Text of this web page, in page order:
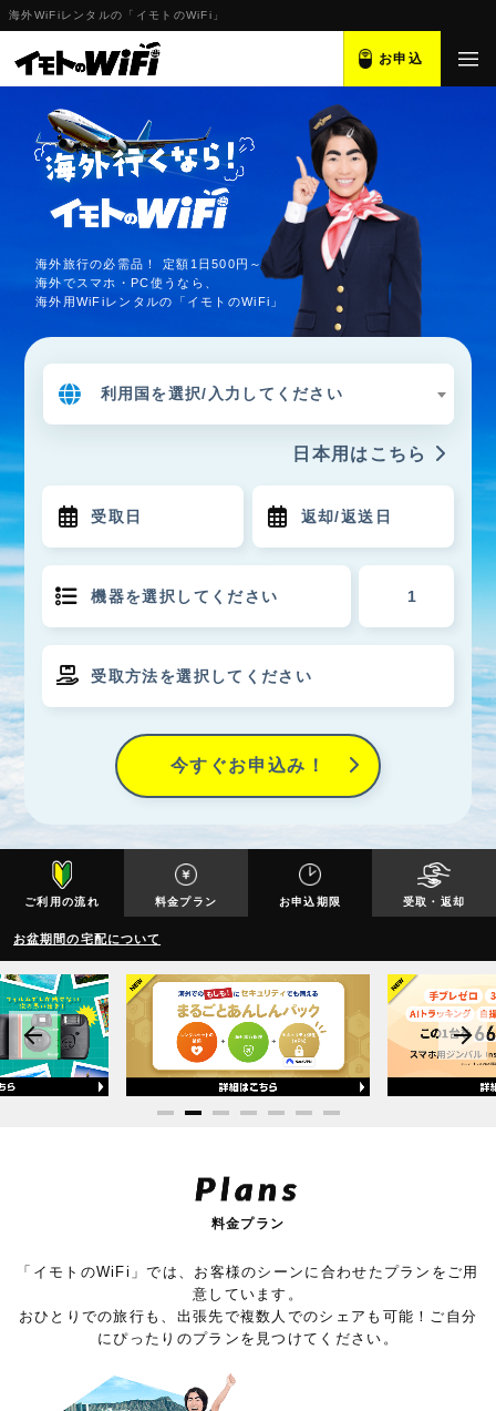
海外WiFiレンタルの「イモトのWiFi」
お申込
海外旅行の必需品！ 定額1日500円～
海外でスマホ・PC使うなら、
海外用WiFiレンタルの「イモトのWiFi」
利用国を選択/入力してください
日本用はこちら
今すぐお申込み！
ご利用の流れ 料金プラン お申込期限 受取・返却
お盆期間の宅配について
Plans
料金プラン
「イモトのWiFi」では、お客様のシーンに合わせたプランをご用
意しています。
おひとりでの旅行も、出張先で複数人でのシェアも可能！ご自分
にぴったりのプランを見つけてください。